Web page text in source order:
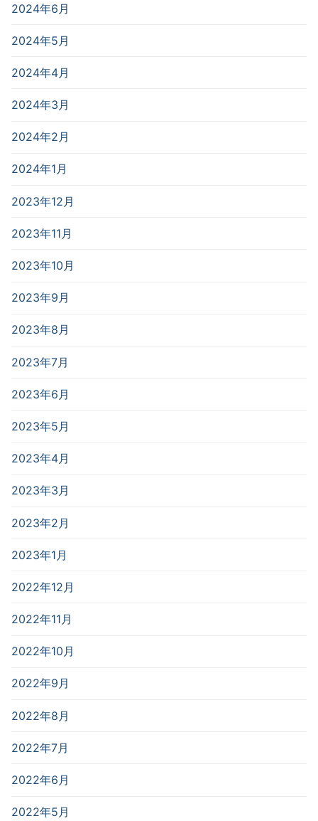
2024年6月
2024年5月
2024年4月
2024年3月
2024年2月
2024年1月
2023年12月
2023年11月
2023年10月
2023年9月
2023年8月
2023年7月
2023年6月
2023年5月
2023年4月
2023年3月
2023年2月
2023年1月
2022年12月
2022年11月
2022年10月
2022年9月
2022年8月
2022年7月
2022年6月
2022年5月